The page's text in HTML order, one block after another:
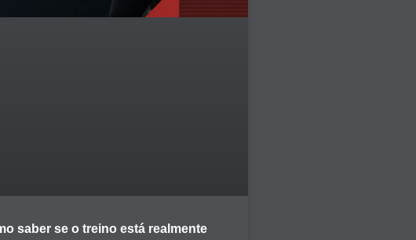
saber se o treino está realmente